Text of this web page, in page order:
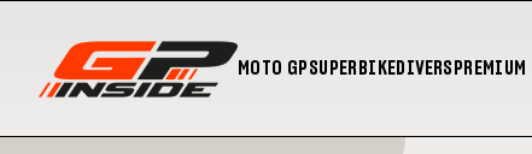
MOTO GPSUPERBIKEDIVERS PREMIUM